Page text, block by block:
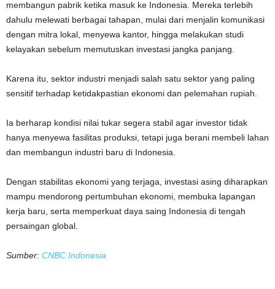
membangun pabrik ketika masuk ke Indonesia. Mereka terlebih
dahulu melewati berbagai tahapan, mulai dari menjalin komunikasi
dengan mitra lokal, menyewa kantor, hingga melakukan studi
kelayakan sebelum memutuskan investasi jangka panjang.
Karena itu, sektor industri menjadi salah satu sektor yang paling
sensitif terhadap ketidakpastian ekonomi dan pelemahan rupiah.
Ia berharap kondisi nilai tukar segera stabil agar investor tidak
hanya menyewa fasilitas produksi, tetapi juga berani membeli lahan
dan membangun industri baru di Indonesia.
Dengan stabilitas ekonomi yang terjaga, investasi asing diharapkan
mampu mendorong pertumbuhan ekonomi, membuka lapangan
kerja baru, serta memperkuat daya saing Indonesia di tengah
persaingan global.
Sumber: CNBC Indonesia